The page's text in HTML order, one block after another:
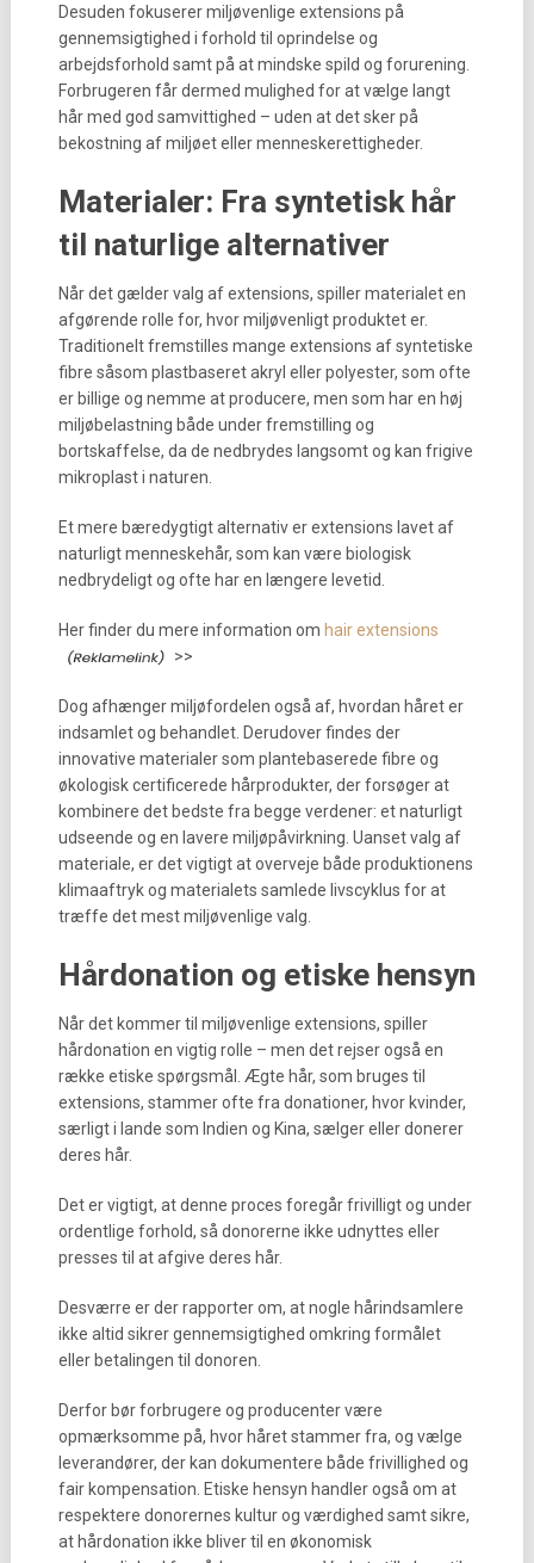
Desuden fokuserer miljøvenlige extensions på
gennemsigtighed i forhold til oprindelse og
arbejdsforhold samt på at mindske spild og forurening.
Forbrugeren får dermed mulighed for at vælge langt
hår med god samvittighed – uden at det sker på
bekostning af miljøet eller menneskerettigheder.
Materialer: Fra syntetisk hår
til naturlige alternativer
Når det gælder valg af extensions, spiller materialet en
afgørende rolle for, hvor miljøvenligt produktet er.
Traditionelt fremstilles mange extensions af syntetiske
fibre såsom plastbaseret akryl eller polyester, som ofte
er billige og nemme at producere, men som har en høj
miljøbelastning både under fremstilling og
bortskaffelse, da de nedbrydes langsomt og kan frigive
mikroplast i naturen.
Et mere bæredygtigt alternativ er extensions lavet af
naturligt menneskehår, som kan være biologisk
nedbrydeligt og ofte har en længere levetid.
Her finder du mere information om hair extensions
>>
Dog afhænger miljøfordelen også af, hvordan håret er
indsamlet og behandlet. Derudover findes der
innovative materialer som plantebaserede fibre og
økologisk certificerede hårprodukter, der forsøger at
kombinere det bedste fra begge verdener: et naturligt
udseende og en lavere miljøpåvirkning. Uanset valg af
materiale, er det vigtigt at overveje både produktionens
klimaaftryk og materialets samlede livscyklus for at
træffe det mest miljøvenlige valg.
Hårdonation og etiske hensyn
Når det kommer til miljøvenlige extensions, spiller
hårdonation en vigtig rolle – men det rejser også en
række etiske spørgsmål. Ægte hår, som bruges til
extensions, stammer ofte fra donationer, hvor kvinder,
særligt i lande som Indien og Kina, sælger eller donerer
deres hår.
Det er vigtigt, at denne proces foregår frivilligt og under
ordentlige forhold, så donorerne ikke udnyttes eller
presses til at afgive deres hår.
Desværre er der rapporter om, at nogle hårindsamlere
ikke altid sikrer gennemsigtighed omkring formålet
eller betalingen til donoren.
Derfor bør forbrugere og producenter være
opmærksomme på, hvor håret stammer fra, og vælge
leverandører, der kan dokumentere både frivillighed og
fair kompensation. Etiske hensyn handler også om at
respektere donorernes kultur og værdighed samt sikre,
at hårdonation ikke bliver til en økonomisk